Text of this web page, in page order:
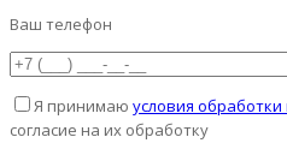
Ваш телефон
Я принимаю условия
согласие на их обработку